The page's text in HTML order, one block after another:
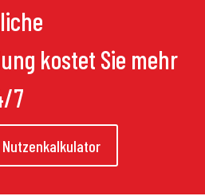
kostet Sie mehr
7